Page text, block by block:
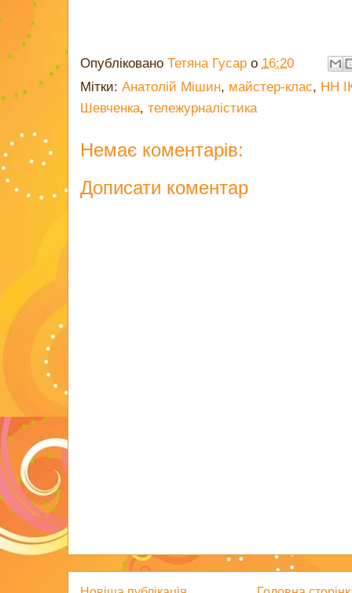
Опубліковано Тетяна Гусар о 16:20
Мітки: Анатолій Мішин, майстер-клас, НН
Шевченка, тележурналістика
Немає коментарів:
Дописати коментар